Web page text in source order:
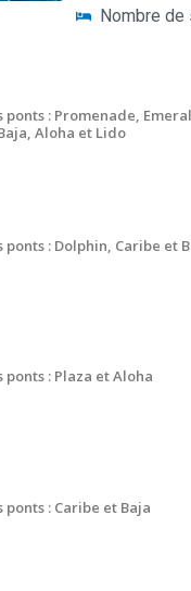
Nombre de
ponts : Promenade,
Aloha et Lido
ponts : Dolphin, Caribe et
ponts : Plaza et Aloha
ponts : Caribe et Baja